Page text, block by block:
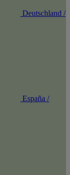
Deutschland /
España /